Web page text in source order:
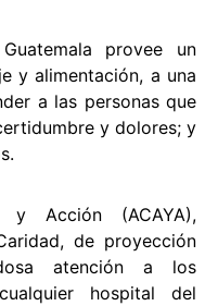
provee un
y alimentación, a una
a las personas que
y dolores; y
y Acción (ACAYA),
de proyección
atención a los
hospital del